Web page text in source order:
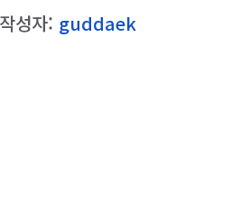
작성자: guddaek